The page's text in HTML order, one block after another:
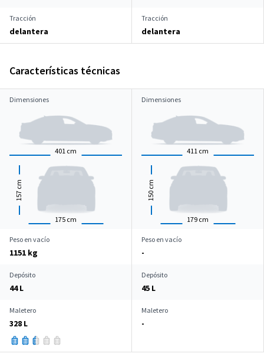
Tracción
delantera
Tracción
delantera
Características técnicas
Dimensiones
401 cm
175 cm
157
cm
Dimensiones
411 cm
179 cm
150
cm
Peso en vacío
1151 kg
Peso en vacío
-
Depósito
44 L
Depósito
45 L
Maletero
328 L
Maletero
-